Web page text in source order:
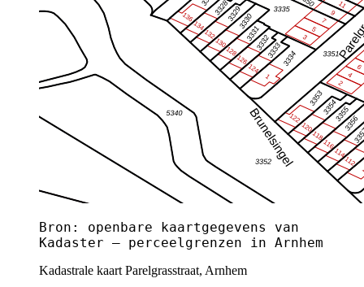
Bron: openbare kaartgegevens van
Kadaster — perceelgrenzen in Arnhem
Kadastrale kaart Parelgrasstraat, Arnhem